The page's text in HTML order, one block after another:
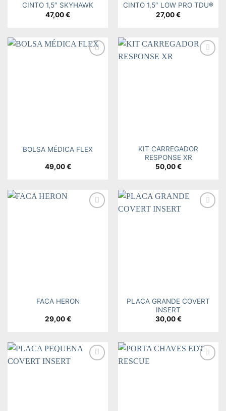
CINTO 1,5″ SKYHAWK
47,00€
CINTO 1,5″ LOW PRO TDU®
27,00€
BOLSA MÉDICA FLEX
49,00€
KIT CARREGADOR
RESPONSE XR
50,00€
FACA HERON
29,00€
PLACA GRANDE COVERT
INSERT
30,00€